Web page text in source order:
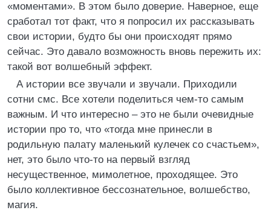
«моментами». В этом было доверие. Наверное, еще
сработал тот факт, что я попросил их рассказывать
свои истории, будто бы они происходят прямо
сейчас. Это давало возможность вновь пережить их:
такой вот волшебный эффект.
А истории все звучали и звучали. Приходили
сотни смс. Все хотели поделиться чем-то самым
важным. И что интересно – это не были очевидные
истории про то, что «тогда мне принесли в
родильную палату маленький кулечек со счастьем»,
нет, это было что-то на первый взгляд
несущественное, мимолетное, проходящее. Это
было коллективное бессознательное, волшебство,
магия.